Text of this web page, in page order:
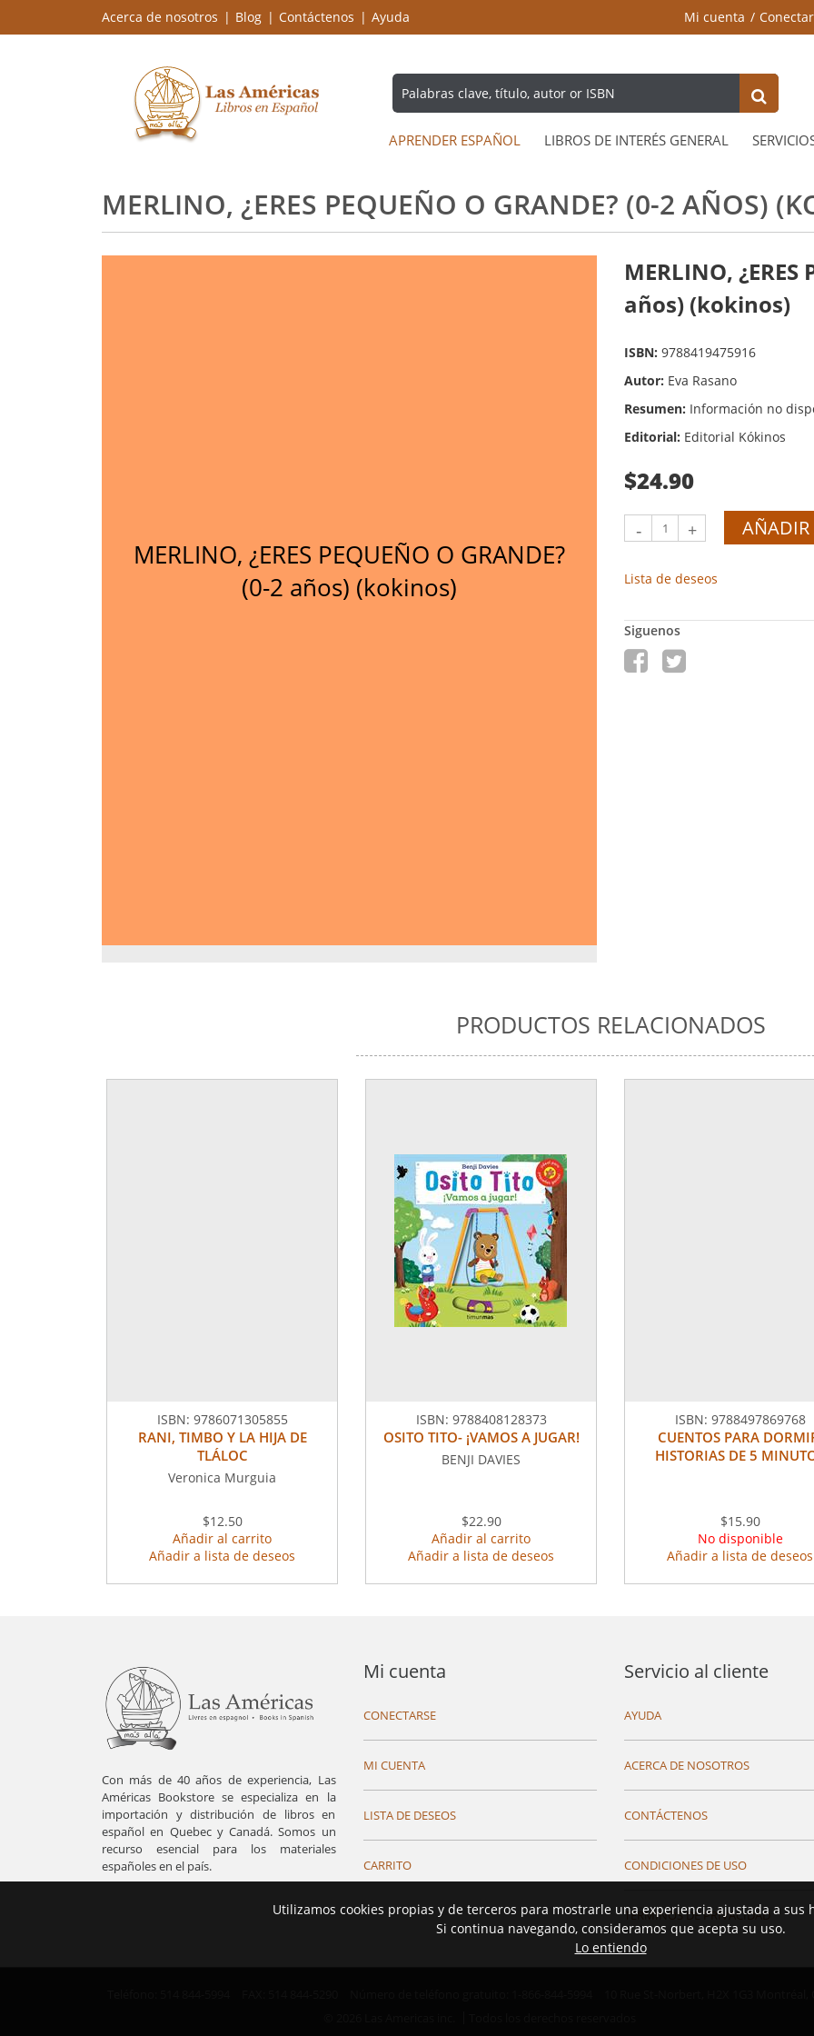
Acerca de nosotros Blog Contáctenos Ayuda Mi cuenta
APRENDER ESPAÑOL LIBROS DE INTERÉS GENERAL
MERLINO, ¿ERES PEQUEÑO O GRANDE? (0-2 AÑOS)
MERLINO, ¿ERES PEQUEÑO O GRANDE?
(0-2 años) (kokinos)
MERLINO, ¿ERES
años) (kokinos)
ISBN: 9788419475916
Autor: Eva Rasano
Resumen: Información no
Editorial: Editorial Kókinos
$24.90
- + AÑADIR
Lista de deseos
Siguenos
PRODUCTOS RELACIONADOS
ISBN: 9786071305855
RANI, TIMBO Y LA HIJA DE
TLÁLOC
Veronica Murguia
$12.50
Añadir al carrito
Añadir a lista de deseos
ISBN: 9788408128373
OSITO TITO- ¡VAMOS A JUGAR!
BENJI DAVIES
$22.90
Añadir al carrito
Añadir a lista de deseos
ISBN: 9788497869768
CUENTOS PARA
HISTORIAS DE 5
$15.90
No disponible
Añadir a lista de deseos
Con más de 40 años de experiencia, Las
Américas Bookstore se especializa en la
importación y distribución de libros en
español en Quebec y Canadá. Somos un
recurso esencial para los materiales
españoles en el país.
Mi cuenta
CONECTARSE
MI CUENTA
LISTA DE DESEOS
CARRITO
Servicio al cliente
AYUDA
ACERCA DE NOSOTROS
CONTÁCTENOS
CONDICIONES DE USO
TÉRMINOS DE PRIVACIDAD
Utilizamos cookies propias y de terceros para mostrarle una experiencia ajustada a sus
Si continua navegando, consideramos que acepta su uso.
Lo entiendo